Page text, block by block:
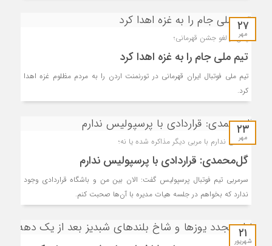
۲۷
مهر
پس از لغو جشن قهرمانی؛
تیم ملی جام را به غزه اهدا کرد
تیم ملی فوتبال ایران قهرمانی در تورنمنت اردن را به مردم مظلوم غزه اهدا
کرد.
۲۳
مهر
اطلاعی ندارم با مربی دیگر مذاکره شده یا نه؛
گل‌محمدی: قراردادی با پرسپولیس ندارم
سرمربی تیم فوتبال پرسپولیس گفت: الان بین من و باشگاه قراردادی وجود
ندارد که بخواهم در جلسه هیات مدیره با آن‌ها صحبت کنم.
۲۱
شهریور